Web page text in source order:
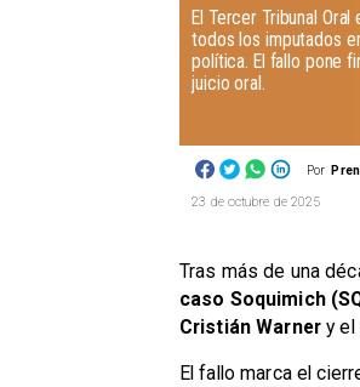
Por
El Tercer Tribunal
todos los imputados
política. El fallo pone
juicio oral.
23 de octubre de 2025
Tras más de una
caso Soquimich
Cristián Warner y el
El fallo marca el